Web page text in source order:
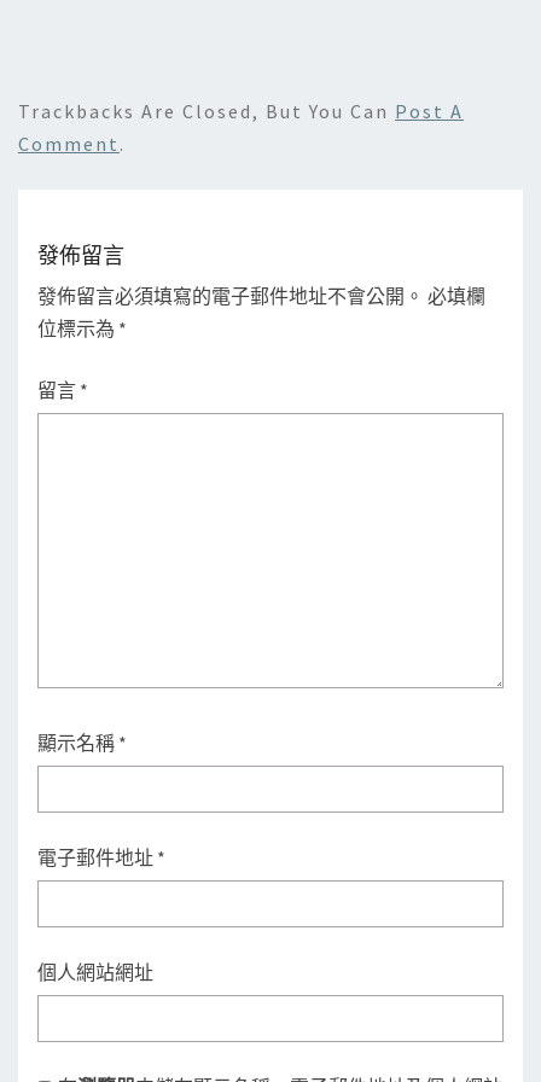
Trackbacks Are Closed, But You Can Post A
Comment .
發佈留言
發佈留言必須填寫的電子郵件地址不會公開。 必填欄
位標示為 *
留言 *
顯示名稱 *
電子郵件地址 *
個人網站網址